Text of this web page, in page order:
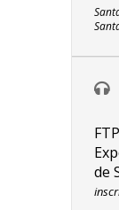
de